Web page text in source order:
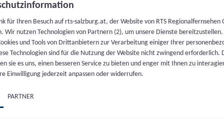
DIE REFORM?
Aug.. 2026 // 368
VIELFALT DES
„RAD AM SALZBURG
Di., 4. Aug.. 2026 // 282
für Ihren Besuch auf rts-salzburg.at, der Website von RTS Regionalfernsehen
Wir nutzen Technologien von Partnern (2), um unsere Dienste bereitzustellen.
und Tools von Drittanbietern zur Verarbeitung einiger Ihrer
Technologien sind für die Nutzung der Website nicht zwingend erforderlich.
sie es uns, einen besseren Service zu bieten und enger mit Ihnen zu
Einwilligung jederzeit anpassen oder widerrufen.
PARTNER